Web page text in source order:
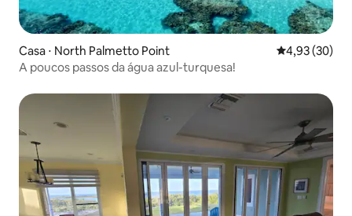
Casa ⋅ North Palmetto Point 4,93 de uma
4,93 (30)
A poucos passos da água azul-turquesa!